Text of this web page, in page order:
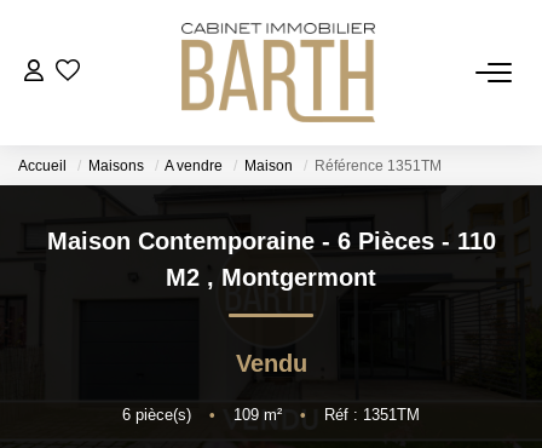
ESTIMER
VENDRE
AGENCE
Accueil Maisons A vendre Maison Référence 1351TM
Maison Contemporaine - 6 Pièces - 110
M2 , Montgermont
Vendu
6 pièce(s) • 109 m² • Réf : 1351TM